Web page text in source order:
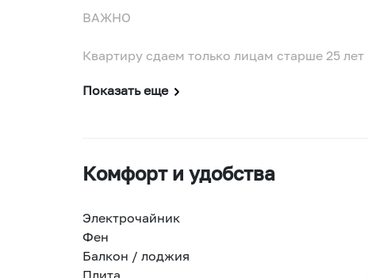
ВАЖНО
Квартиру сдаем только лицам старше 25 лет
Показать еще
Комфорт и удобства
Электрочайник
Фен
Балкон / лоджия